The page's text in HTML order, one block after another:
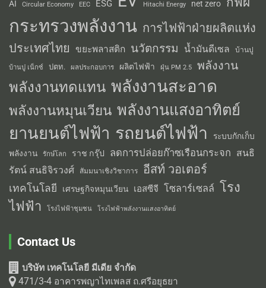
AI Circular Economy EEC ESG Hitachi Energy net zero
กระทรวงพลังงาน การไฟฟ้าฝ่ายผลิตแห่ง
ประเทศไทย
ขยะพลาสติก นวัตกรรม น้ำมันดีเซล บ้านปู
บ้านปู เน็กซ์ ปตท. ผลประกอบการ ผลิตไฟฟ้า ฝุ่น PM 2.5 พลังงาน
พลังงานทดแทน พลังงานสะอาด
พลังงานหมุนเวียน พลังงานแสงอาทิตย์
ยานยนต์ไฟฟ้า รถยนต์ไฟฟ้า
ระบบกักเก็บ
พลังงาน
รักษ์โลก ราช กรุ๊ป ลดการปล่อยก๊าซเรือนกระจก สนธิ
รัตน์ สนธิจิรวงศ์
สัมมนาเชิงวิชาการ อีสท์ วอเตอร์
เทคโนโลยี เศรษฐกิจหมุนเวียน เอสซีจี โซลาร์เซลล์ โรง
ไฟฟ้า
โรงไฟฟ้าชุมชน โรงไฟฟ้าพลังงานแสงอาทิตย์
Contact Us
บริษัท เทคโนโลยี มีเดีย จำกัด
471/3-4 อาคารพญาไทเพลส ถ.ศรีอยุธยา